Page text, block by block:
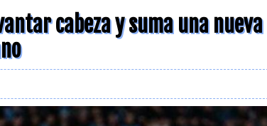
cabeza y suma una nueva